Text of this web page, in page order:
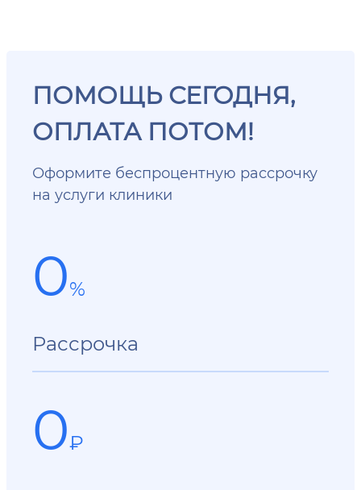
ПОМОЩЬ СЕГОДНЯ,
ОПЛАТА ПОТОМ!
Оформите беспроцентную рассрочку
на услуги клиники
0%
Рассрочка
0₽